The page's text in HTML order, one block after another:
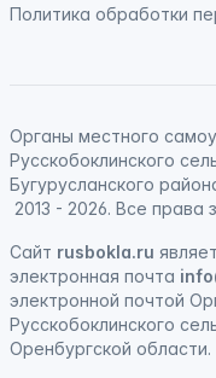
Политика обработки
Органы местного
Русскобоклинского
Бугурусланского
2013 - 2026. Все права
Сайт rusbokla.ru
электронная почта
электронной почтой
Русскобоклинского
Оренбургской области.